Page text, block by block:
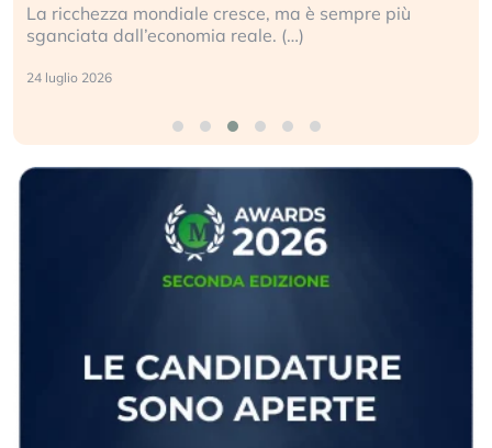
La ricchezza mondiale cresce, ma è sempre più
sganciata dall’economia reale. (…)
24 luglio 2026